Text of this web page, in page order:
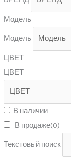
Модель
Модель
ЦВЕТ
ЦВЕТ
В наличии
В продаже(0)
Текстовый поиск